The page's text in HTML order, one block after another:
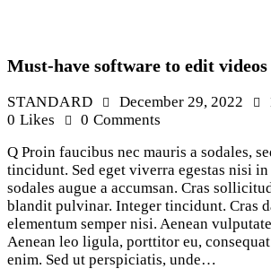
Must-have software to edit videos
STANDARD December 29, 2022
0 Likes 0 Comments
Q Proin faucibus nec mauris a sodales,
tincidunt. Sed eget viverra egestas nisi in
sodales augue a accumsan. Cras
blandit pulvinar. Integer tincidunt. Cras
elementum semper nisi. Aenean
Aenean leo ligula, porttitor eu,
enim. Sed ut perspiciatis, unde…